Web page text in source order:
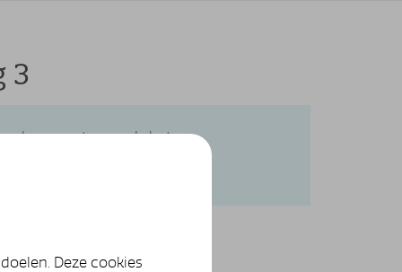
3
documenten, zoals het
Deze cookies